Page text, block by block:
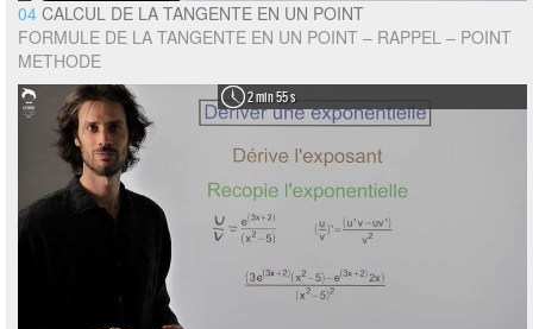
04 CALCUL DE LA TANGENTE EN UN POINT
FORMULE DE LA TANGENTE EN UN POINT – RAPPEL – POINT
METHODE
2 min 55 s